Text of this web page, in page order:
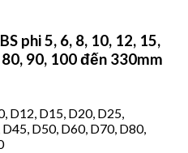
phi 5, 6, 8, 10, 12, 15,
90, 100 đến 330mm
D12, D15, D20, D25,
D50, D60, D70, D80,